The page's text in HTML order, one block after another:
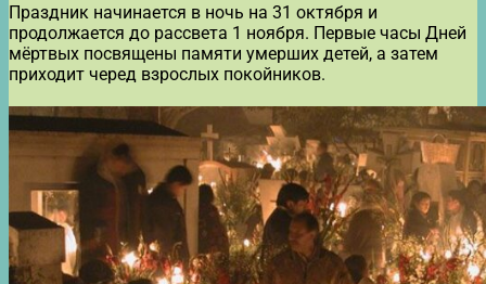
Праздник начинается в ночь на 31 октября и
продолжается до рассвета 1 ноября. Первые часы Дней
мёртвых посвящены памяти умерших детей, а затем
приходит черед взрослых покойников.